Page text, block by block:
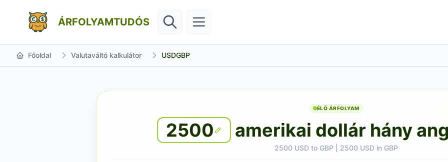
ÁRFOLYAMTUDÓS
Főoldal Valutaváltó kalkulátor USDGBP
ÉLŐ ÁRFOLYAM
2500 amerikai dollár hány
2500 USD to GBP | 2500 USD in GBP